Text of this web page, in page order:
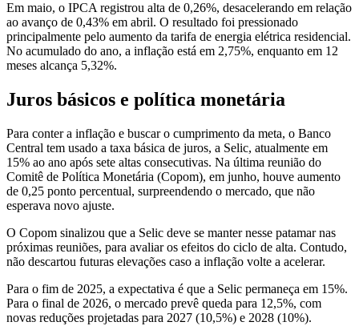
Em maio, o IPCA registrou alta de 0,26%, desacelerando em relação
ao avanço de 0,43% em abril. O resultado foi pressionado
principalmente pelo aumento da tarifa de energia elétrica residencial.
No acumulado do ano, a inflação está em 2,75%, enquanto em 12
meses alcança 5,32%.
Juros básicos e política monetária
Para conter a inflação e buscar o cumprimento da meta, o Banco
Central tem usado a taxa básica de juros, a Selic, atualmente em
15% ao ano após sete altas consecutivas. Na última reunião do
Comitê de Política Monetária (Copom), em junho, houve aumento
de 0,25 ponto percentual, surpreendendo o mercado, que não
esperava novo ajuste.
O Copom sinalizou que a Selic deve se manter nesse patamar nas
próximas reuniões, para avaliar os efeitos do ciclo de alta. Contudo,
não descartou futuras elevações caso a inflação volte a acelerar.
Para o fim de 2025, a expectativa é que a Selic permaneça em 15%.
Para o final de 2026, o mercado prevê queda para 12,5%, com
novas reduções projetadas para 2027 (10,5%) e 2028 (10%).